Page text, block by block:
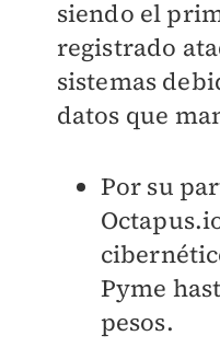
siendo el
registrado
sistemas
datos que
Por su
Pyme
pesos.